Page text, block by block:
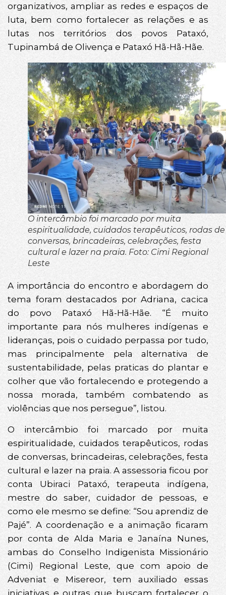
organizativos, ampliar as redes e espaços de
luta, bem como fortalecer as relações e as
lutas nos territórios dos povos Pataxó,
Tupinambá de Olivença e Pataxó Hã-Hã-Hãe.
O intercâmbio foi marcado por muita
espiritualidade, cuidados terapêuticos, rodas de
conversas, brincadeiras, celebrações, festa
cultural e lazer na praia. Foto: Cimi Regional
Leste
A importância do encontro e abordagem do
tema foram destacados por Adriana, cacica
do povo Pataxó Hã-Hã-Hãe. “É muito
importante para nós mulheres indígenas e
lideranças, pois o cuidado perpassa por tudo,
mas principalmente pela alternativa de
sustentabilidade, pelas praticas do plantar e
colher que vão fortalecendo e protegendo a
nossa morada, também combatendo as
violências que nos persegue”, listou.
O intercâmbio foi marcado por muita
espiritualidade, cuidados terapêuticos, rodas
de conversas, brincadeiras, celebrações, festa
cultural e lazer na praia. A assessoria ficou por
conta Ubiraci Pataxó, terapeuta indígena,
mestre do saber, cuidador de pessoas, e
como ele mesmo se define: “Sou aprendiz de
Pajé”. A coordenação e a animação ficaram
por conta de Alda Maria e Janaína Nunes,
ambas do Conselho Indigenista Missionário
(Cimi) Regional Leste, que com apoio de
Adveniat e Misereor, tem auxiliado essas
iniciativas e outras que buscam fortalecer o